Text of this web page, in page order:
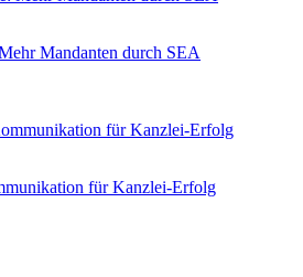
Mandanten durch SEA
für Kanzlei-Erfolg